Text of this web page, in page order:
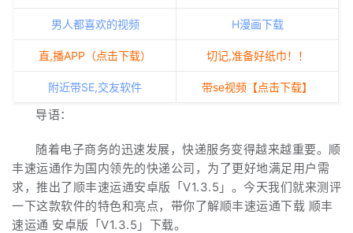
男人都喜欢的视频 H漫画下载
直,播APP（点击下载） 切记,准备好纸巾！！
附近带SE,交友软件 带se视频【点击下载】
导语：
随着电子商务的迅速发展，快递服务变得越来越重要。顺
丰速运通作为国内领先的快递公司，为了更好地满足用户需
求，推出了顺丰速运通安卓版「V1.3.5」。今天我们就来测评
一下这款软件的特色和亮点，带你了解顺丰速运通下载 顺丰
速运通 安卓版「V1.3.5」下载。